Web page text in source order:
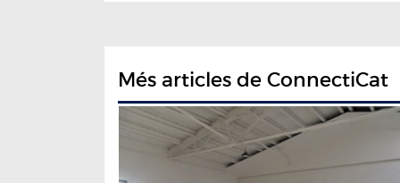
Més articles de ConnectiCat